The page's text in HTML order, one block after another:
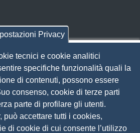
Brescia BS
Privacy
tecnici e cookie analitici
specifiche funzionalità quali la
di contenuti, possono essere
consenso, cookie di terze parti
parte di profilare gli utenti.
può accettare tutti i cookies,
di cookie di cui consente l’utilizzo